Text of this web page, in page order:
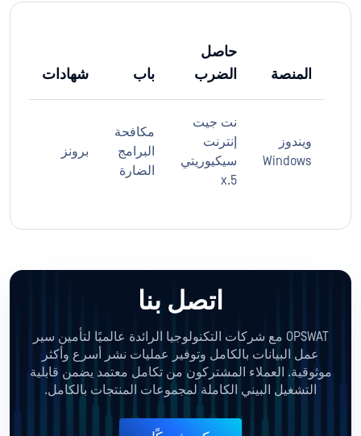
المنصة
حاصل
الضرب
باب شهادات
ويندوز
Windows
نت جيت
إنترنت
سيكيوريتي
5.x
مكافحة
البرامج
الضارة
برونز
اتصل بنا
OPSWAT مع شركات التكنولوجيا الرائدة عالميًا لتأمين سير
عمل البيانات بالكامل وتوفير عمليات نشر أسرع وأكثر
موثوقية. العملاء المشتركون من تكامل معتمد يضمن قابلية
التشغيل البيني الكاملة لمجموعات المنتجات بالكامل.